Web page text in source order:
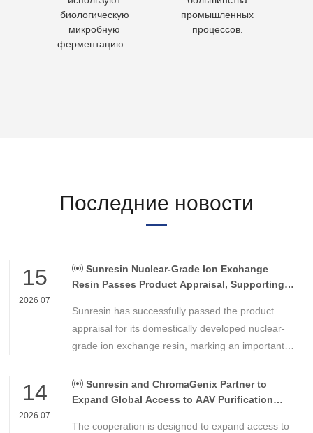
биологическую
микробную
ферментацию...
промышленных
процессов.
Последние новости
15
2026 07
Sunresin Nuclear-Grade Ion Exchange
Resin Passes Product Appraisal, Supporting
Control
Sunresin has successfully passed the product
appraisal for its domestically developed nuclear-
grade ion exchange resin, marking an important
chemical materials for nuclear power applications.
14
2026 07
Sunresin and ChromaGenix Partner to
Expand Global Access to AAV Purification
The cooperation is designed to expand access to